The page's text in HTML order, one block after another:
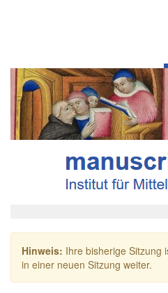
Hinweis: Ihre bisherige Sitzung
in einer neuen Sitzung weiter.